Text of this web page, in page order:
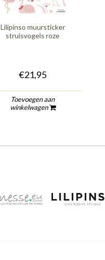
Lilipinso muursticker
struisvogels roze
€21,95
Toevoegen aan
winkelwagen